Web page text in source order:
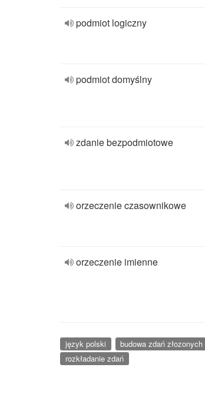
podmiot logiczny
podmiot domyślny
zdanie bezpodmiotowe
orzeczenie czasownikowe
orzeczenie imienne
język polski budowa zdań złozonych
rozkładanie zdań